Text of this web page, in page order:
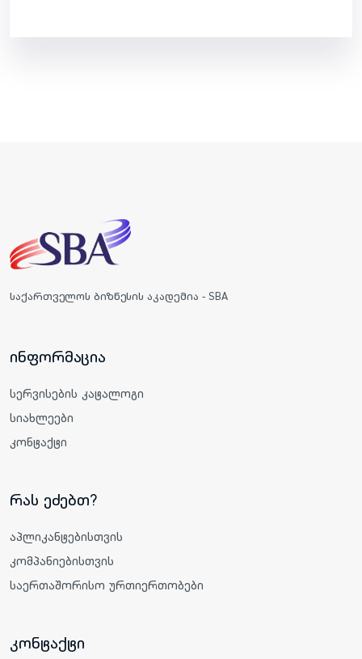
საქართველოს ბიზნესის აკადემია - SBA
ინფორმაცია
სერვისების კატალოგი
სიახლეები
კონტაქტი
რას ეძებთ?
აპლიკანტებისთვის
კომპანიებისთვის
საერთაშორისო ურთიერთობები
კონტაქტი